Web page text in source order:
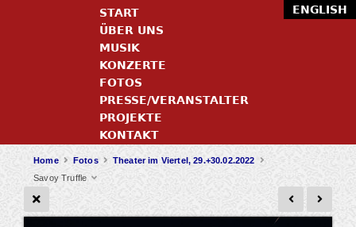
Home Fotos
Theater im Viertel, 29.+30.02.2022
Savoy Truffle
START
ÜBER UNS
MUSIK
KONZERTE
FOTOS
PRESSE/VERANSTALTER
PROJEKTE
KONTAKT
ENGLISH